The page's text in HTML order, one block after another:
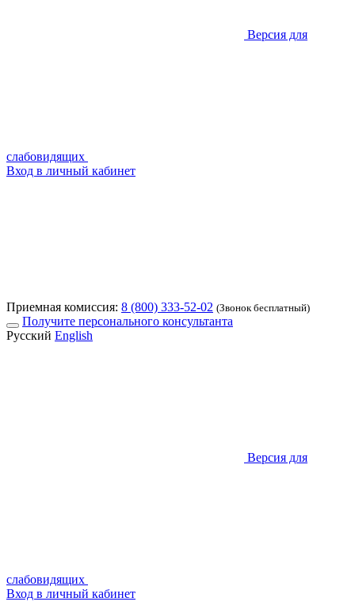
Версия для
слабовидящих
Вход в личный кабинет
Приемная комиссия: 8 (800) 333-52-02 (Звонок бесплатный)
Получите персонального консультанта
Русский English
Версия для
слабовидящих
Вход в личный кабинет